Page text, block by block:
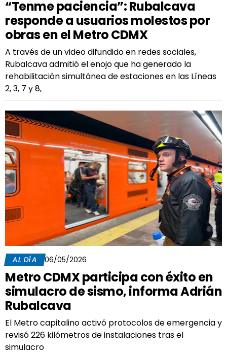
“Tenme paciencia”: Rubalcava
responde a usuarios molestos por
obras en el Metro CDMX
A través de un video difundido en redes sociales,
Rubalcava admitió el enojo que ha generado la
rehabilitación simultánea de estaciones en las Líneas
2, 3, 7 y 8,
AL DÍA 06/05/2026
Metro CDMX participa con éxito en
simulacro de sismo, informa Adrián
Rubalcava
El Metro capitalino activó protocolos de emergencia y
revisó 226 kilómetros de instalaciones tras el
simulacro